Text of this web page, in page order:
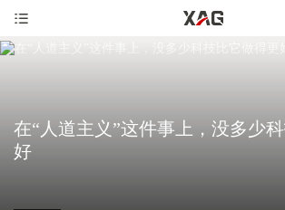
在“人道主义”这件事上，没多少
好